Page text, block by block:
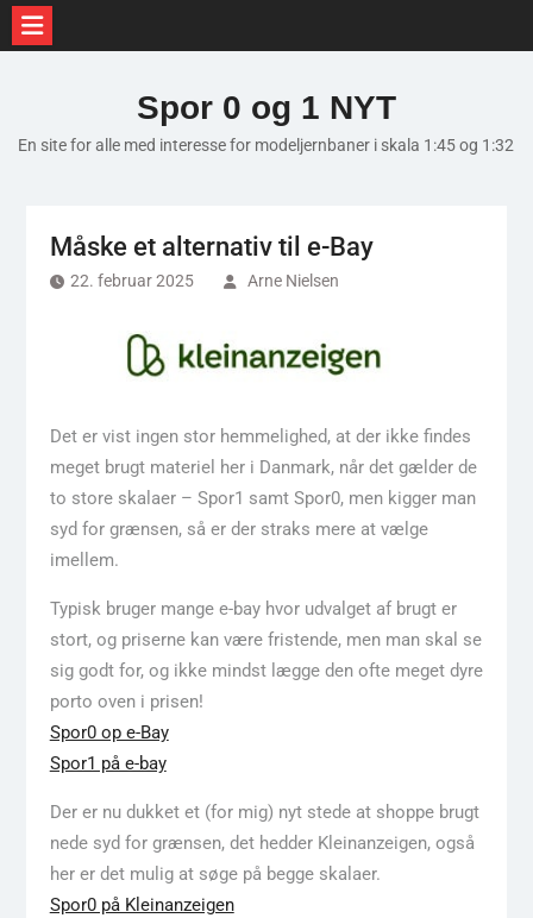
Spor 0 og 1 NYT
En site for alle med interesse for modeljernbaner i skala 1:45 og 1:32
Måske et alternativ til e-Bay
22. februar 2025 Arne Nielsen
Det er vist ingen stor hemmelighed, at der ikke findes
meget brugt materiel her i Danmark, når det gælder de
to store skalaer – Spor1 samt Spor0, men kigger man
syd for grænsen, så er der straks mere at vælge
imellem.
Typisk bruger mange e-bay hvor udvalget af brugt er
stort, og priserne kan være fristende, men man skal se
sig godt for, og ikke mindst lægge den ofte meget dyre
porto oven i prisen!
Spor0 op e-Bay
Spor1 på e-bay
Der er nu dukket et (for mig) nyt stede at shoppe brugt
nede syd for grænsen, det hedder Kleinanzeigen, også
her er det mulig at søge på begge skalaer.
Spor0 på Kleinanzeigen